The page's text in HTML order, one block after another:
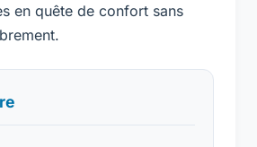
en quête de confort sans